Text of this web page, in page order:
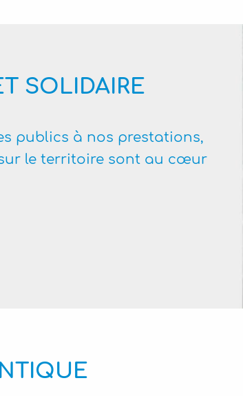
SOLIDAIRE
publics à nos prestations,
le territoire sont au cœur